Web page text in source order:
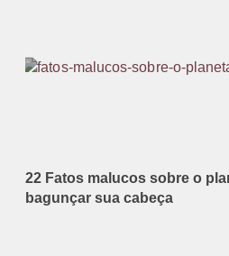
22 Fatos malucos sobre o
bagunçar sua cabeça